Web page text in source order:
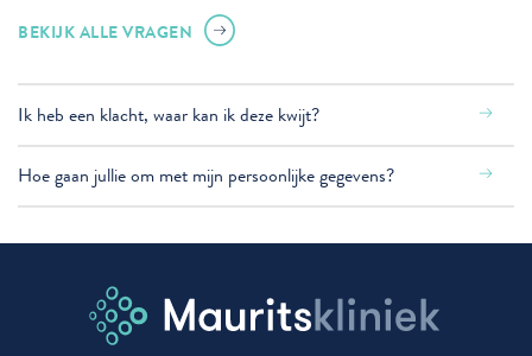
BEKIJK ALLE VRAGEN
Ik heb een klacht, waar kan ik deze kwijt?
Hoe gaan jullie om met mijn persoonlijke gegevens?